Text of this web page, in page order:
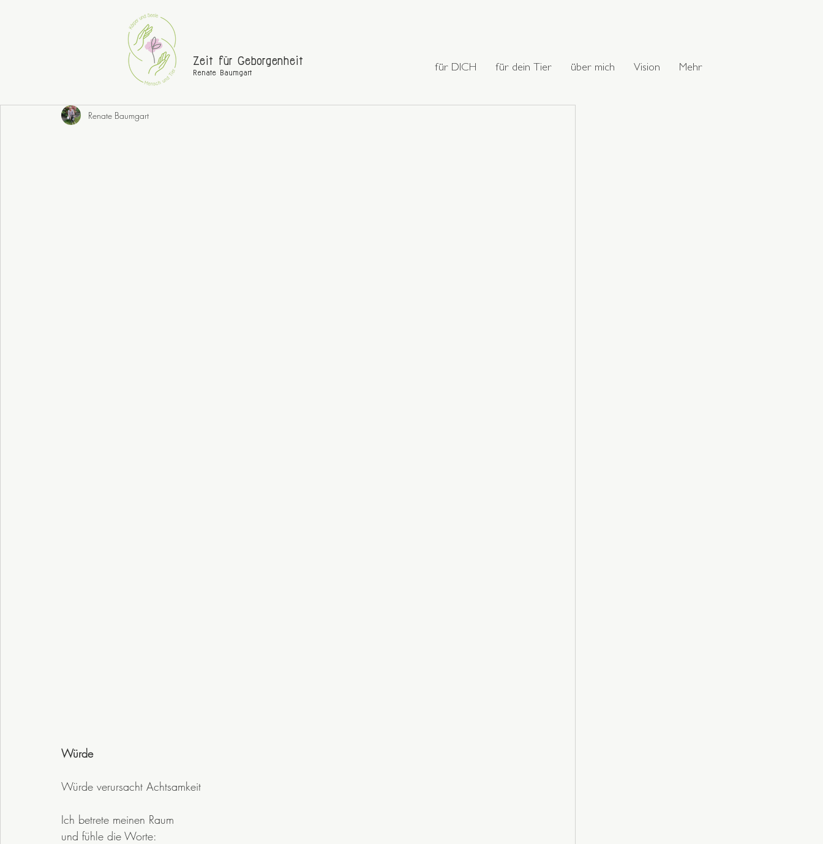
Zeit für Geborgenheit
Renate Baumgart für DICH für dein Tier über mich Vision Mehr
Renate Baumgart
Würde
Würde verursacht Achtsamkeit
Ich betrete meinen Raum
und fühle die Worte: